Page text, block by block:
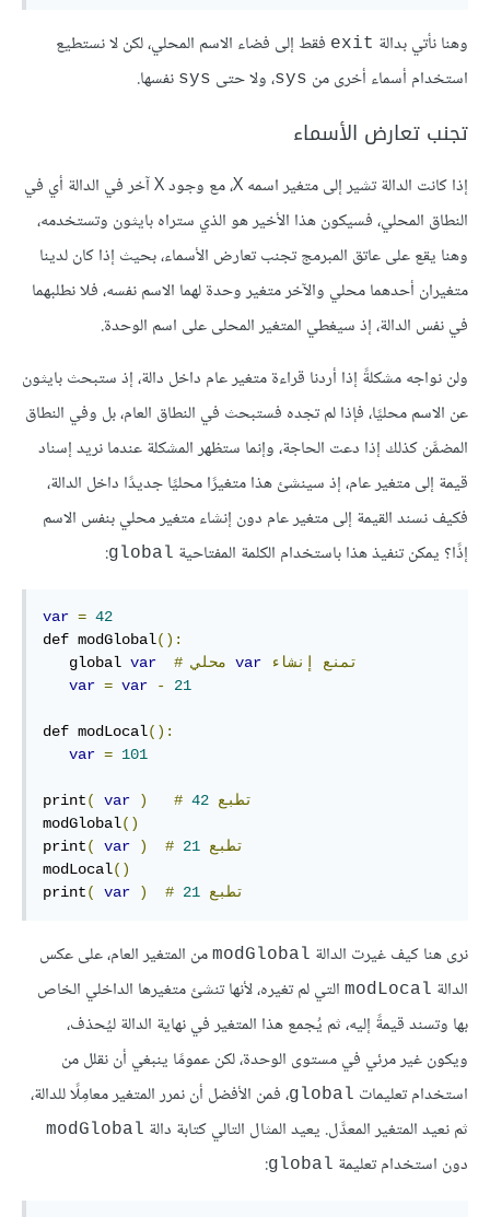
وهنا نأتي بدالة exit فقط إلى فضاء الاسم المحلي، لكن لا نستطيع
استخدام أسماء أخرى من sys، ولا حتى sys نفسها.
تجنب تعارض الأسماء
إذا كانت الدالة تشير إلى متغير اسمه X، مع وجود X آخر في الدالة أي في
النطاق المحلي، فسيكون هذا الأخير هو الذي ستراه بايثون وتستخدمه،
وهنا يقع على عاتق المبرمج تجنب تعارض الأسماء، بحيث إذا كان لدينا
متغيران أحدهما محلي والآخر متغير وحدة لهما الاسم نفسه، فلا نطلبهما
في نفس الدالة، إذ سيغطي المتغير المحلى على اسم الوحدة.
ولن نواجه مشكلةً إذا أردنا قراءة متغير عام داخل دالة، إذ ستبحث بايثون
عن الاسم محليًا، فإذا لم تجده فستبحث في النطاق العام، بل وفي النطاق
المضمَّن كذلك إذا دعت الحاجة، وإنما ستظهر المشكلة عندما نريد إسناد
قيمة إلى متغير عام، إذ سينشئ هذا متغيرًا محليًا جديدًا داخل الدالة،
فكيف نسند القيمة إلى متغير عام دون إنشاء متغير محلي بنفس الاسم
إذًا؟ يمكن تنفيذ هذا باستخدام الكلمة المفتاحية global
:
var = 42
def modGlobal():
   global
var # محلي var تمنع
إنشاء
var = var - 21
def modLocal():
var = 101
print( var ) # تطبع 42
modGlobal()
print( var ) # تطبع 21
modLocal()
print( var ) # تطبع 21
نرى هنا كيف غيرت الدالة modGlobal من المتغير العام، على عكس
الدالة modLocal التي لم تغيره، لأنها تنشئ متغيرها الداخلي الخاص
بها وتسند قيمةً إليه، ثم يُجمع هذا المتغير في نهاية الدالة ليُحذف،
ويكون غير مرئي في مستوى الوحدة، لكن عمومًا ينبغي أن نقلل من
استخدام تعليمات global، فمن الأفضل أن نمرر المتغير معامِلًا للدالة،
ثم نعيد المتغير المعدَّل. يعيد المثال التالي كتابة دالة modGlobal
دون استخدام تعليمة global
: